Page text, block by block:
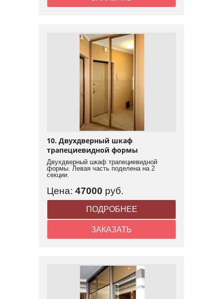
10. Двухдверный шкаф
трапециевидной формы
Двухдверный шкаф трапециевидной
формы. Левая часть поделена на 2
секции.
Цена: 47000 руб.
ПОДРОБНЕЕ
ЗАКАЗАТЬ